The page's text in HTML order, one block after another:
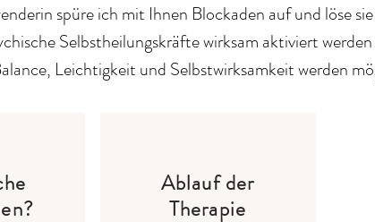
spüre ich mit Ihnen Blockaden auf und löse
Selbstheilungskräfte wirksam aktiviert
Leichtigkeit und Selbstwirksamkeit werden
Ablauf der
Therapie